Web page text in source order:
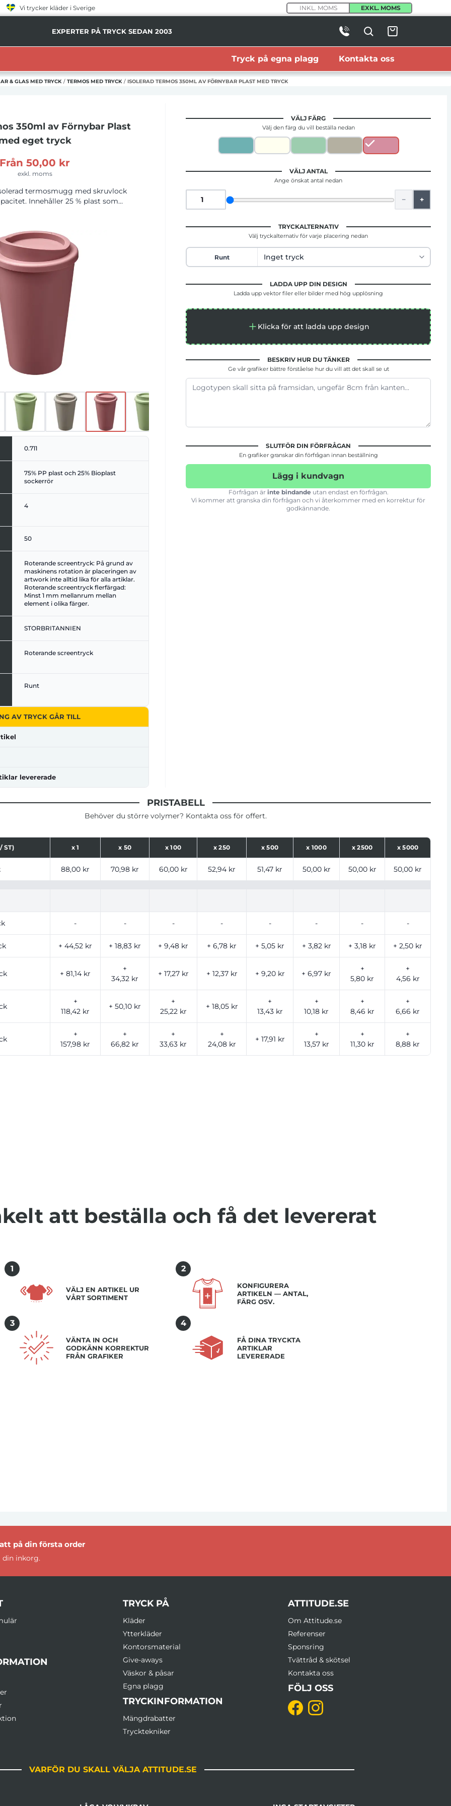
Vi trycker kläder i Sverige INKL. MOMS EXKL. MOMS
EXPERTER PÅ TRYCK SEDAN 2003
Tryck på egna plagg Kontakta oss
& GLAS MED TRYCK / TERMOS MED TRYCK / ISOLERAD TERMOS 350ML AV FÖRNYBAR PLAST MED TRYCK
350ml av Förnybar Plast
eget tryck
Från 50,00 kr
exkl. moms
termosmugg med skruvlock
Innehåller 25 % plast som
Användningen av
att mindre olja används vid
varje mugg. Muggen är 100 %
och packad i en återvunnen PE
i Storbritannien. BPA-fri. EN12875-1-
maskindisk och mikrovågsugn.
0.711
75% PP plast och 25% Bioplast
sockerrör
4
50
Roterande screentryck: På grund av
maskinens rotation är placeringen av
artwork inte alltid lika för alla artiklar.
Roterande screentryck flerfärgad:
Minst 1 mm mellanrum mellan
element i olika färger.
STORBRITANNIEN
Roterande screentryck
Runt
AV TRYCK GÅR TILL
levererade
VÄLJ FÄRG
Välj den färg du vill beställa nedan
VÄLJ ANTAL
Ange önskat antal nedan
− +
TRYCKALTERNATIV
Välj tryckalternativ för varje placering nedan
Runt
LADDA UPP DIN DESIGN
Ladda upp vektor filer eller bilder med hög upplösning
Klicka för att ladda upp design
BESKRIV HUR DU TÄNKER
Ge vår grafiker bättre förståelse hur du vill att det skall se ut
SLUTFÖR DIN FÖRFRÅGAN
En grafiker granskar din förfrågan innan beställning
Lägg i kundvagn
Förfrågan är inte bindande utan endast en förfrågan.
Vi kommer att granska din förfrågan och vi återkommer med en korrektur för
godkännande.
PRISTABELL
Behöver du större volymer? Kontakta oss för offert.
ST) x1 x 50 x100 x250 x500 x 1000 x2500 x5000
88,00 kr 70,98 kr 60,00 kr 52,94 kr 51,47 kr 50,00 kr 50,00 kr 50,00 kr
- - - - - - - -
+ 44,52 kr + 18,83 kr + 9,48 kr + 6,78 kr + 5,05 kr + 3,82 kr + 3,18 kr + 2,50 kr
+ 81,14 kr
+
34,32 kr
+ 17,27 kr + 12,37 kr + 9,20 kr + 6,97 kr
+
5,80 kr
+
4,56 kr
+
118,42 kr
+ 50,10 kr
+
25,22 kr
+ 18,05 kr
+
13,43 kr
+
10,18 kr
+
8,46 kr
+
6,66 kr
+
157,98 kr
+
66,82 kr
+
33,63 kr
+
24,08 kr
+ 17,91 kr
+
13,57 kr
+
11,30 kr
+
8,88 kr
att beställa och få det levererat
1
VÄLJ EN ARTIKEL UR
VÅRT SORTIMENT
2
KONFIGURERA
ARTIKELN — ANTAL,
FÄRG OSV.
3
VÄNTA IN OCH
GODKÄNN KORREKTUR
FRÅN GRAFIKER
4
FÅ DINA TRYCKTA
ARTIKLAR
LEVERERADE
på din första order
din inkorg.
TRYCK PÅ
Kläder
Ytterkläder
Kontorsmaterial
Give-aways
Väskor & påsar
Egna plagg
TRYCKINFORMATION
Mängdrabatter
Trycktekniker
ATTITUDE.SE
Om Attitude.se
Referenser
Sponsring
Tvättråd & skötsel
Kontakta oss
FÖLJ OSS
VARFÖR DU SKALL VÄLJA ATTITUDE.SE